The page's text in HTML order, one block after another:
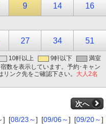
9 14 16
27 34 51
10軒以上 9軒以下
満室
数を表示しています。予約･キャン
ンク先をご確認下さい。 大人2名
次へ
] [08/23～] [09/06～] [09/20～]